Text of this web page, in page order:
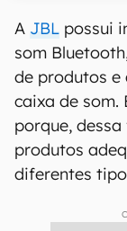
A JBL possui
som
de produtos e
caixa de som.
porque,
produtos
diferentes